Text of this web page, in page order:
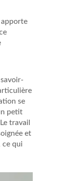
se
petit
travail
et
ce qui